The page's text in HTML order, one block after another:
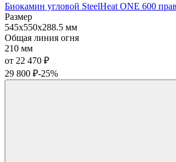
Биокамин угловой SteelHeat ONE 600
Размер
545x550x288.5 мм
Общая линия огня
210 мм
от 22 470 ₽
29 800 ₽-25%